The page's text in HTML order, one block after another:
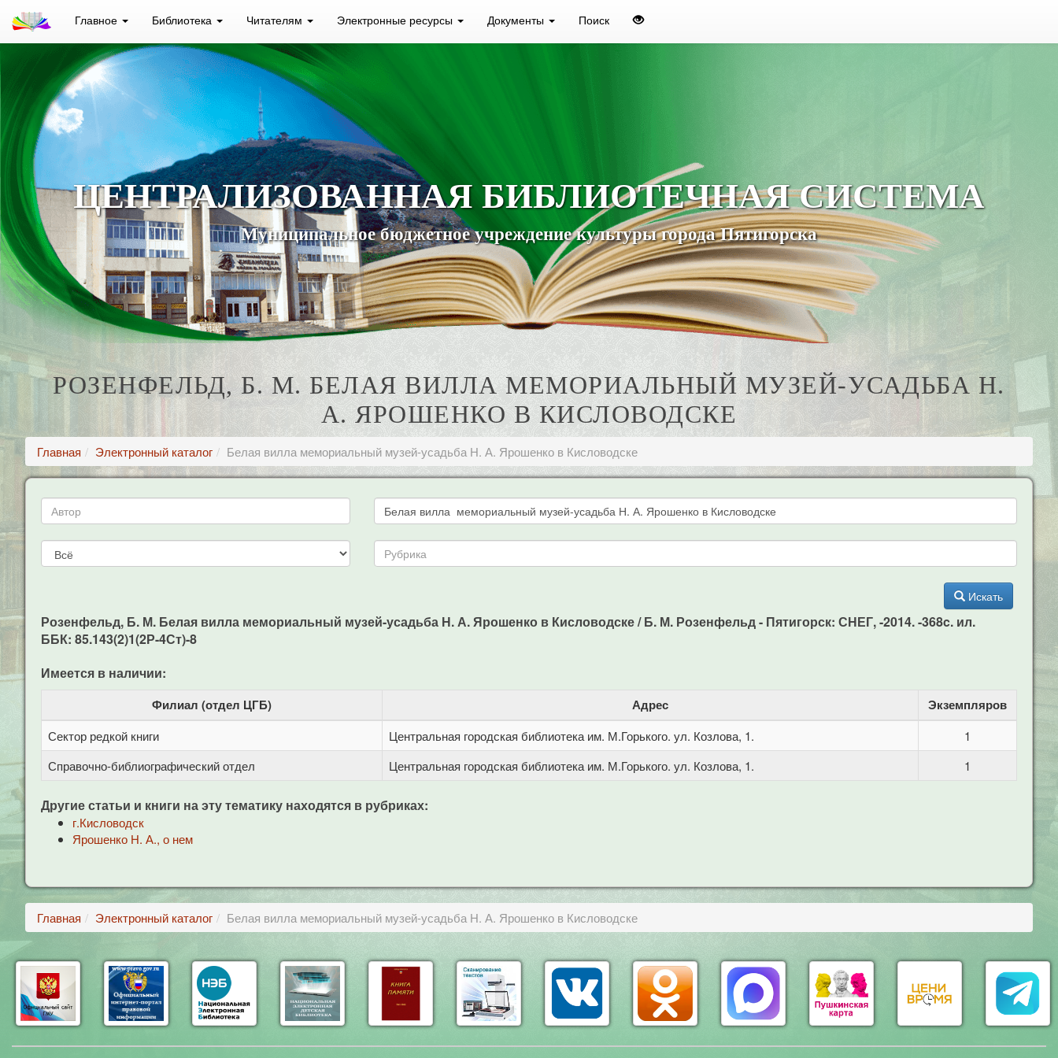
Главное Библиотека Читателям Электронные ресурсы Документы Поиск
ЦЕНТРАЛИЗОВАННАЯ БИБЛИОТЕЧНАЯ СИСТЕМА
Муниципальное бюджетное учреждение культуры города Пятигорска
РОЗЕНФЕЛЬД, Б. М. БЕЛАЯ ВИЛЛА МЕМОРИАЛЬНЫЙ МУЗЕЙ-УСАДЬБА Н.
А. ЯРОШЕНКО В КИСЛОВОДСКЕ
Главная Электронный каталог Белая вилла мемориальный музей-усадьба Н. А. Ярошенко в Кисловодске
Искать
Розенфельд, Б. М. Белая вилла мемориальный музей-усадьба Н. А. Ярошенко в Кисловодске / Б. М. Розенфельд - Пятигорск: СНЕГ, -2014. -368c. ил.
ББК: 85.143(2)1(2Р-4Ст)-8
Имеется в наличии:
Филиал (отдел ЦГБ) Адрес Экземпляров
Сектор редкой книги Центральная городская библиотека им. М.Горького. ул. Козлова, 1.
1
Справочно-библиографический отдел
Центральная городская библиотека им. М.Горького. ул. Козлова, 1. 1
Другие статьи и книги на эту тематику находятся в рубриках:
г.Кисловодск
Ярошенко Н. А., о нем
Главная Электронный каталог Белая вилла мемориальный музей-усадьба Н. А. Ярошенко в Кисловодске